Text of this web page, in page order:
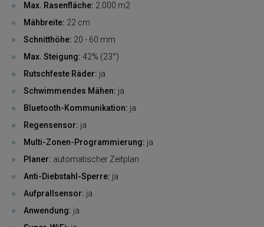
Max. Rasenfläche: 2.000 m2
Mähbreite: 22 cm
Schnitthöhe: 20 - 60 mm
Max. Steigung: 42% (23°)
Rutschfeste Räder: ja
Schwimmendes Mähen: ja
Bluetooth-Kommunikation: ja
Regensensor: ja
Multi-Zonen-Programmierung: ja
Planer: automatischer Zeitplan
Anti-Diebstahl-Sperre: ja
Aufprallsensor: ja
Anwendung: ja